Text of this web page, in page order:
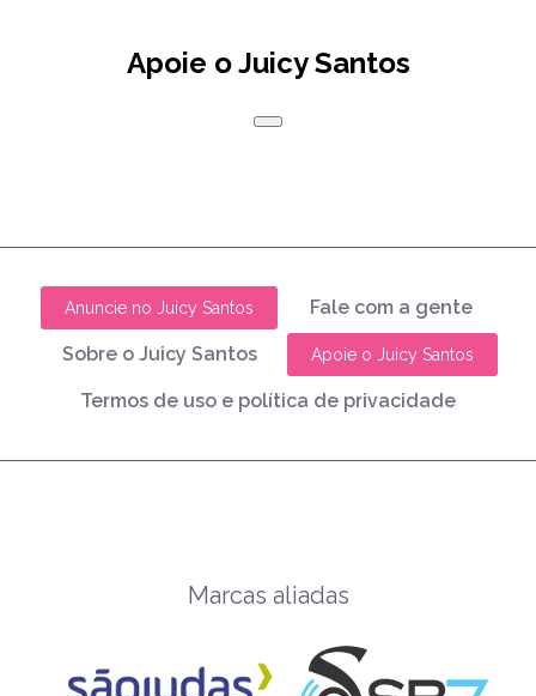
Apoie o Juicy Santos
Anuncie no Juicy Santos Fale com a gente
Sobre o Juicy Santos Apoie o Juicy Santos
Termos de uso e política de privacidade
Marcas aliadas